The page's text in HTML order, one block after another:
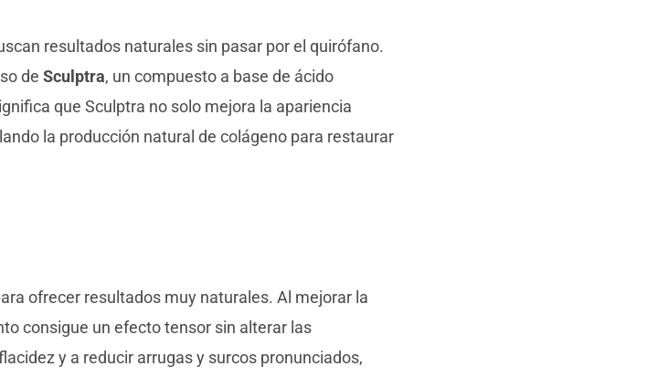
resultados naturales sin pasar por el quirófano.
de Sculptra, un compuesto a base de ácido
que Sculptra no solo mejora la apariencia
la producción natural de colágeno para restaurar
ofrecer resultados muy naturales. Al mejorar la
consigue un efecto tensor sin alterar las
y a reducir arrugas y surcos pronunciados,